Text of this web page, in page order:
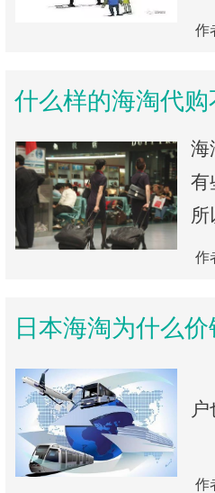
作
什么样的海淘代
海
有
所
作
日本海淘为什么价
作